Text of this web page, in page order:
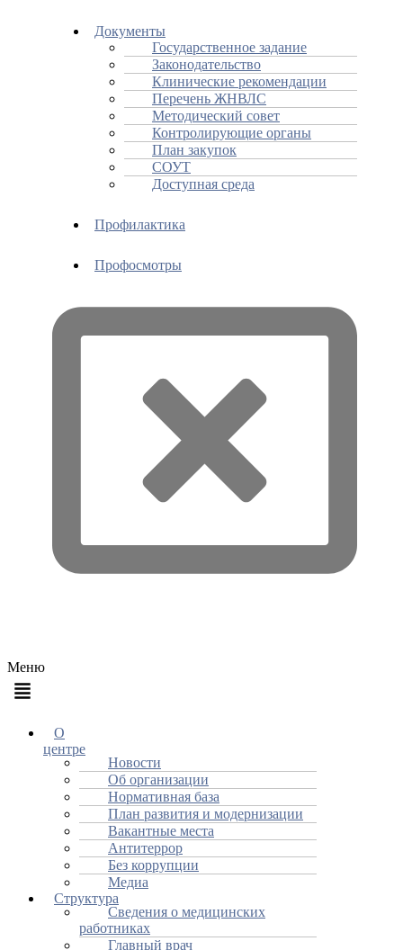
Документы
Государственное задание
Законодательство
Клинические рекомендации
Перечень ЖНВЛС
Методический совет
Контролирующие органы
План закупок
СОУТ
Доступная среда
Профилактика
Профосмотры
Меню
О
центре
Новости
Об организации
Нормативная база
План развития и модернизации
Вакантные места
Антитеррор
Без коррупции
Медиа
Структура
Сведения о медицинских
работниках
Главный врач